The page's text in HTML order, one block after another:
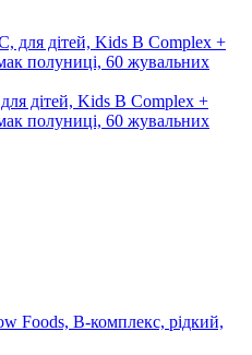
дітей, Kids B Complex +
полуниці, 60 жувальних